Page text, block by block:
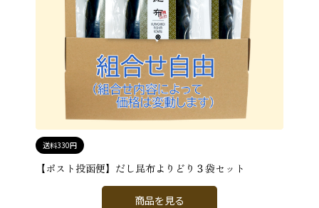
送料330円
【ポスト投函便】だし昆布よりどり３袋セット
商品を見る